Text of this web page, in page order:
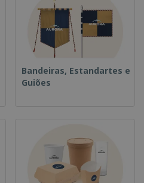
Bandeiras, Estandartes e
Guiões